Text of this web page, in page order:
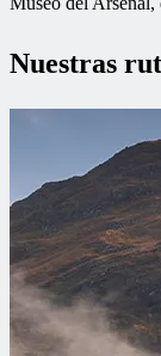
Nuestras